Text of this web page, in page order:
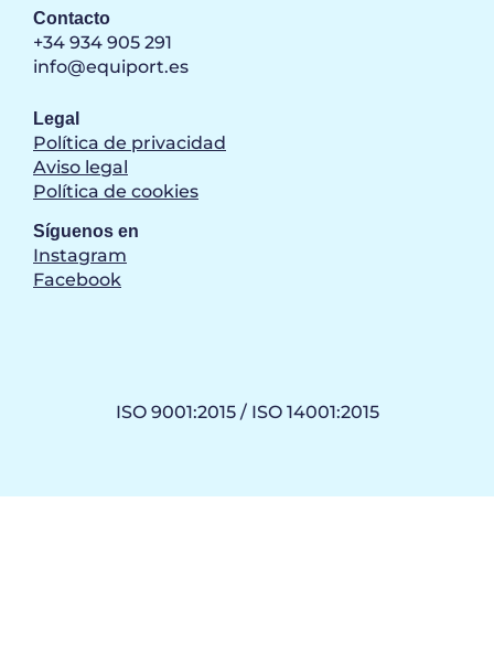
Contacto
+34 934 905 291
info@equiport.es
Legal
Política de privacidad
Aviso legal
Política de cookies
Síguenos en
Instagram
Facebook
ISO 9001:2015 / ISO 14001:2015